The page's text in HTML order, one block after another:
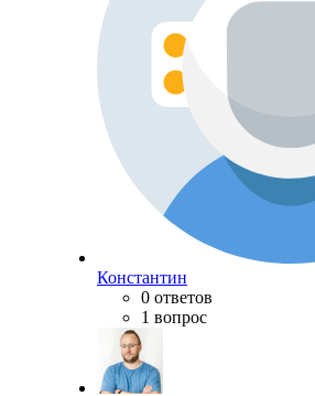
Константин
0 ответов
1 вопрос